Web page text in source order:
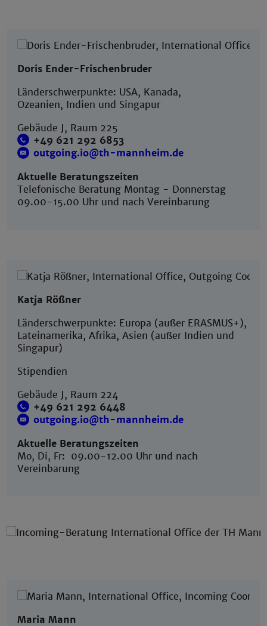
Doris Ender-Frischenbruder
Länderschwerpunkte: USA, Kanada,
Ozeanien, Indien und Singapur
Gebäude J, Raum 225
+49 621 292 6853
outgoing.io@th-mannheim.de
Aktuelle Beratungszeiten
Telefonische Beratung Montag - Donnerstag
09.00-15.00 Uhr und nach Vereinbarung
Katja Rößner
Länderschwerpunkte: Europa (außer ERASMUS+),
Lateinamerika, Afrika, Asien (außer Indien und
Singapur)
Stipendien
Gebäude J, Raum 224
+49 621 292 6448
outgoing.io@th-mannheim.de
Aktuelle Beratungszeiten
Mo, Di, Fr: 09.00-12.00 Uhr und nach
Vereinbarung
Maria Mann